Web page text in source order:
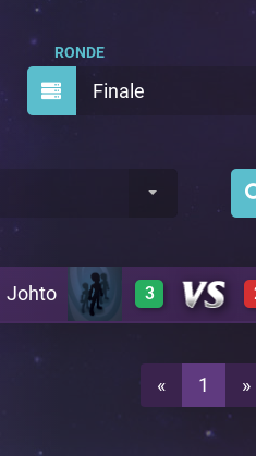
Finale
RONDE
Johto 3
A26
« 1 »